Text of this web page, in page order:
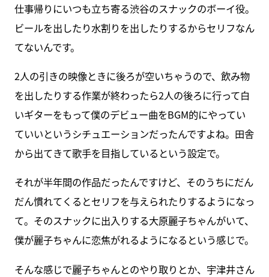
仕事帰りにいつも立ち寄る渋谷のスナックのボーイ役。
ビールを出したり水割りを出したりするからセリフなん
てないんです。
2人の引きの映像ときに後ろが空いちゃうので、飲み物
を出したりする作業が終わったら2人の後ろに行って白
いギターをもって僕のデビュー曲をBGM的にやってい
ていいというシチュエーションだったんですよね。田舎
から出てきて歌手を目指しているという設定で。
それが半年間の作品だったんですけど、そのうちにだん
だん慣れてくるとセリフを与えられたりするようになっ
て。そのスナックに出入りする大原麗子ちゃんがいて、
僕が麗子ちゃんに恋焦がれるようになるという感じで。
そんな感じで麗子ちゃんとのやり取りとか、宇津井さん